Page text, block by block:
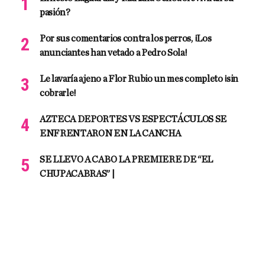
pasión?
Por sus comentarios contra los perros, ¡Los
anunciantes han vetado a Pedro Sola!
Le lavaría ajeno a Flor Rubio un mes completo ¡sin
cobrarle!
AZTECA DEPORTES VS ESPECTÁCULOS SE
ENFRENTARON EN LA CANCHA
SE LLEVO A CABO LA PREMIERE DE “EL
CHUPACABRAS” |